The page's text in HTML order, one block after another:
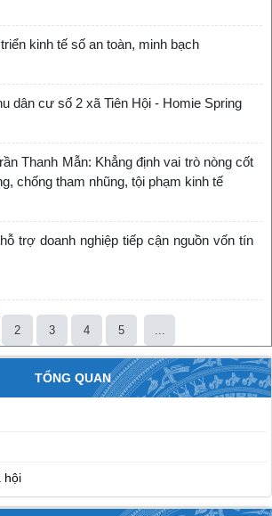
kinh tế số an toàn, minh bạch
dân cư số 2 xã Tiên Hội - Homie Spring
Thanh Mẫn: Khẳng định vai trò nòng cốt
chống tham nhũng, tội phạm kinh tế
trợ doanh nghiệp tiếp cận nguồn vốn tín
2 3 4 5
TỔNG QUAN
hội